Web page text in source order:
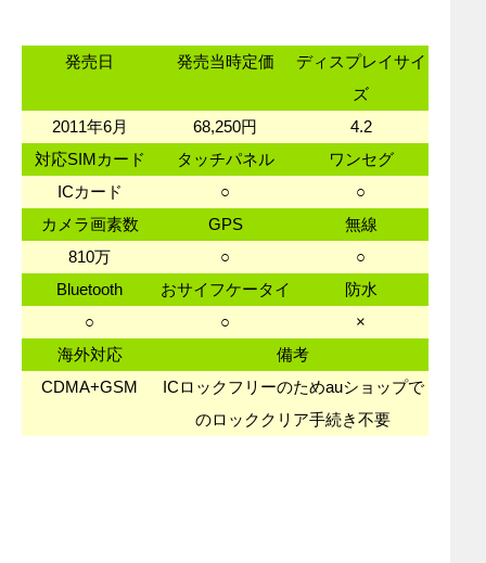
発売日 発売当時定価
ディスプレイサイ
ズ
2011年6月
68,250円
4.2
対応SIMカード
タッチパネル
ワンセグ
ICカード
○
○
カメラ画素数
GPS
無線
810万
○
○
Bluetooth
おサイフケータイ
防水
○
○
×
海外対応
備考
CDMA+GSM
ICロックフリーのためauショップで
のロッククリア手続き不要